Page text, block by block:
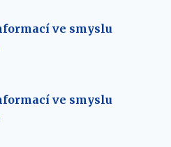
ve smyslu
ve smyslu